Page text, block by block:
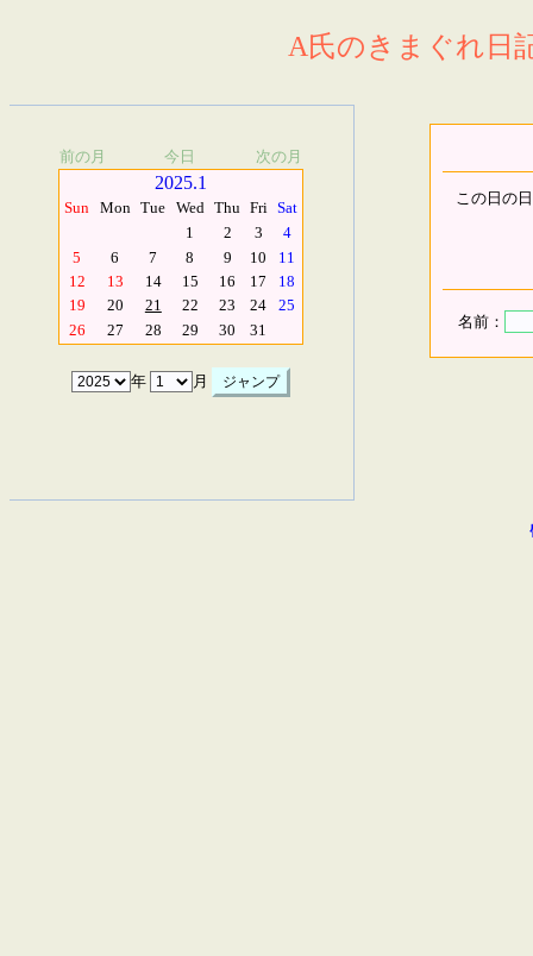
A氏のきまぐれ日
前の月 今日 次の月
2025.1
Sun Mon Tue Wed Thu Fri Sat
1
2 3
4
5
6 7 8 9 10
11
12
13 14 15 16 17
18
19
20 21 22 23 24
25
26
27 28 29 30 31
年 月
この日の
名前：